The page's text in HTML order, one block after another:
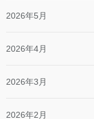
2026年5月
2026年4月
2026年3月
2026年2月